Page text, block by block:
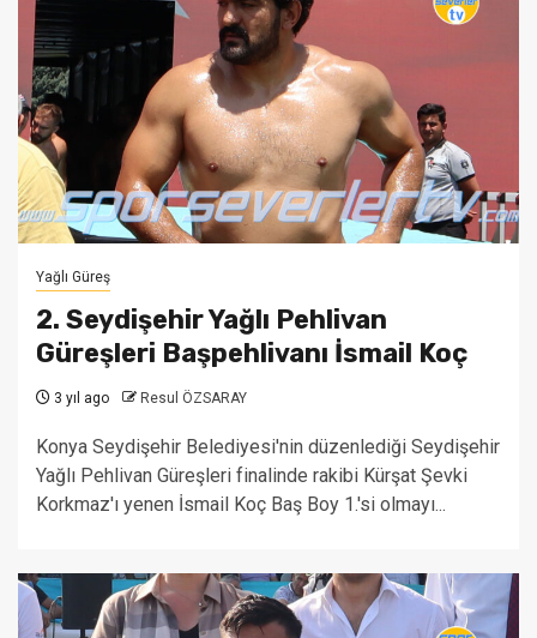
Yağlı Güreş
2. Seydişehir Yağlı Pehlivan
Güreşleri Başpehlivanı İsmail Koç
3 yıl ago Resul ÖZSARAY
Konya Seydişehir Belediyesi'nin düzenlediği Seydişehir
Yağlı Pehlivan Güreşleri finalinde rakibi Kürşat Şevki
Korkmaz'ı yenen İsmail Koç Baş Boy 1.'si olmayı...